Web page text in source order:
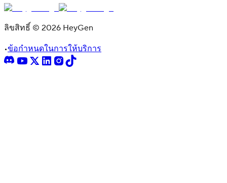
ลิขสิทธิ์ © 2026 HeyGen
•ข้อกำหนดในการให้บริการ